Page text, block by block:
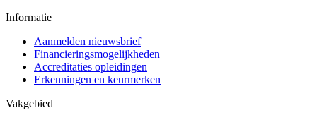
Informatie
Aanmelden nieuwsbrief
Financieringsmogelijkheden
Accreditaties opleidingen
Erkenningen en keurmerken
Vakgebied